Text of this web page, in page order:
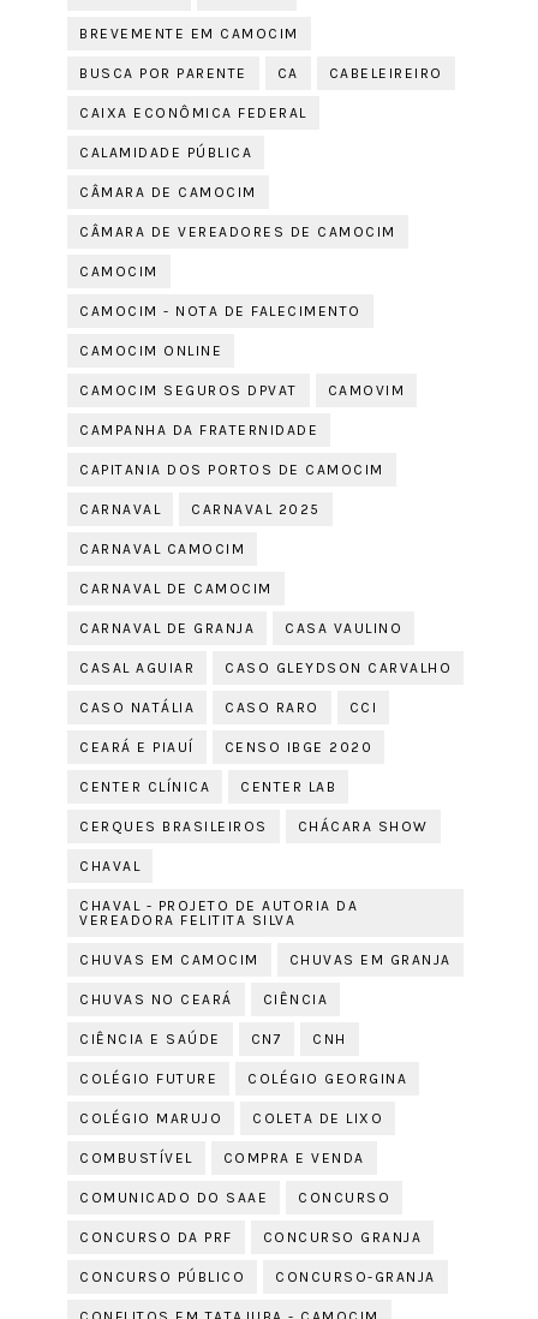
BREVEMENTE EM CAMOCIM
BUSCA POR PARENTE CA CABELEIREIRO
CAIXA ECONÔMICA FEDERAL
CALAMIDADE PÚBLICA
CÂMARA DE CAMOCIM
CÂMARA DE VEREADORES DE CAMOCIM
CAMOCIM
CAMOCIM - NOTA DE FALECIMENTO
CAMOCIM ONLINE
CAMOCIM SEGUROS DPVAT CAMOVIM
CAMPANHA DA FRATERNIDADE
CAPITANIA DOS PORTOS DE CAMOCIM
CARNAVAL CARNAVAL 2025
CARNAVAL CAMOCIM
CARNAVAL DE CAMOCIM
CARNAVAL DE GRANJA CASA VAULINO
CASAL AGUIAR CASO GLEYDSON CARVALHO
CASO NATÁLIA CASO RARO CCI
CEARÁ E PIAUÍ CENSO IBGE 2020
CENTER CLÍNICA CENTER LAB
CERQUES BRASILEIROS CHÁCARA SHOW
CHAVAL
CHAVAL - PROJETO DE AUTORIA DA
VEREADORA FELITITA SILVA
CHUVAS EM CAMOCIM CHUVAS EM GRANJA
CHUVAS NO CEARÁ CIÊNCIA
CIÊNCIA E SAÚDE CN7 CNH
COLÉGIO FUTURE COLÉGIO GEORGINA
COLÉGIO MARUJO COLETA DE LIXO
COMBUSTÍVEL COMPRA E VENDA
COMUNICADO DO SAAE CONCURSO
CONCURSO DA PRF CONCURSO GRANJA
CONCURSO PÚBLICO CONCURSO-GRANJA